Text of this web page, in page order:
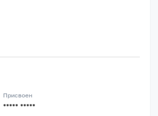
Присвоен
***** *****